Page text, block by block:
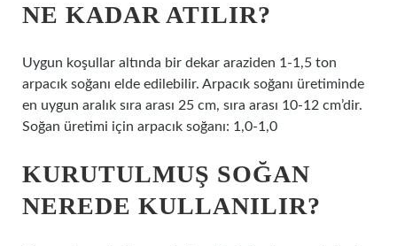
NE KADAR ATILIR?
Uygun koşullar altında bir dekar araziden 1-1,5 ton
arpacık soğanı elde edilebilir. Arpacık soğanı üretiminde
en uygun aralık sıra arası 25 cm, sıra arası 10-12 cm’dir.
Soğan üretimi için arpacık soğanı: 1,0-1,0
KURUTULMUŞ SOĞAN
NEREDE KULLANILIR?